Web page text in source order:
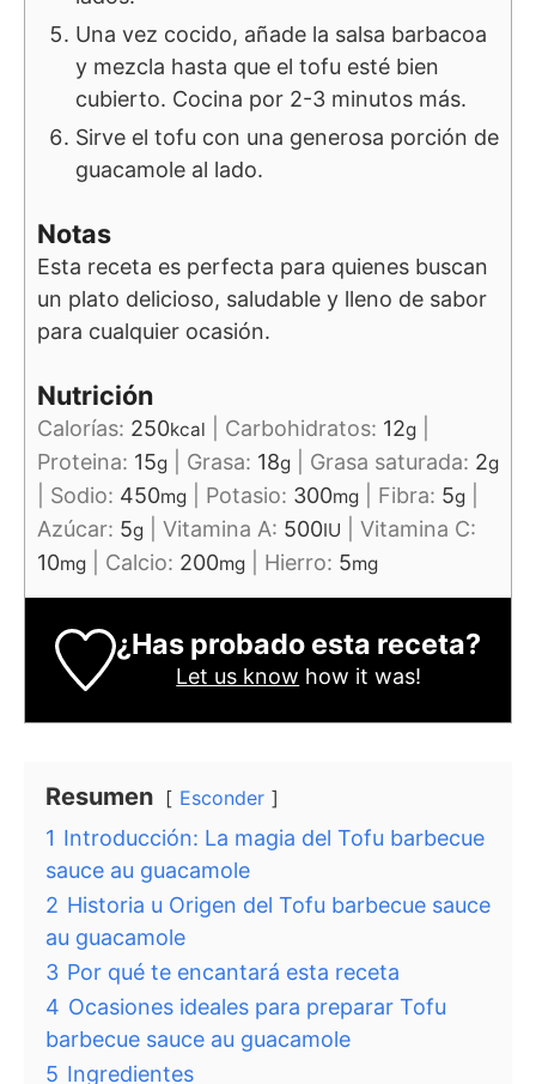
Una vez cocido, añade la salsa barbacoa
y mezcla hasta que el tofu esté bien
cubierto. Cocina por 2-3 minutos más.
Sirve el tofu con una generosa porción de
guacamole al lado.
Notas
Esta receta es perfecta para quienes buscan
un plato delicioso, saludable y lleno de sabor
para cualquier ocasión.
Nutrición
Calorías: 250kcal Carbohidratos: 12g
Proteina: 15g Grasa: 18g Grasa saturada: 2g
Sodio: 450mg Potasio: 300mg Fibra: 5g
Azúcar: 5g Vitamina A: 500IU
Vitamina C:
10mg Calcio: 200mg Hierro: 5mg
¿Has probado esta receta?
Let us know how it was!
Resumen Esconder
1 Introducción: La magia del Tofu barbecue
sauce au guacamole
2 Historia u Origen del Tofu barbecue sauce
au guacamole
3 Por qué te encantará esta receta
4 Ocasiones ideales para preparar Tofu
barbecue sauce au guacamole
5 Ingredientes